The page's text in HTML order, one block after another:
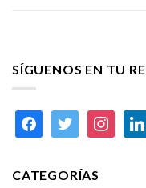
SÍGUENOS EN TU
facebooktwitter instagram
CATEGORÍAS